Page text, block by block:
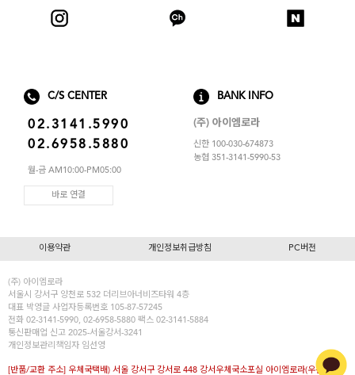
C/S CENTER
02.3141.5990
02.6958.5880
월-금 AM10:00-PM05:00
바로 연결
BANK INFO
(주) 아이엠로라
신한 100-030-674873
농협 351-3141-5990-53
이용약관 개인정보취급방침 PC버전
(주) 아이엠로라
서울시 강서구 양천로 532 더리브아너비즈타워 4층
대표 박영글 사업자등록번호 105-87-57245
전화 02-3141-5990, 02-6958-5880 팩스 02-3141-5884
통신판매업 신고 2025-서울강서-3241
개인정보관리책임자 임선영
[반품/교환 주소] 우체국택배) 서울 강서구 강서로 448 강서우체국소포실 아이엠로라(우편번호